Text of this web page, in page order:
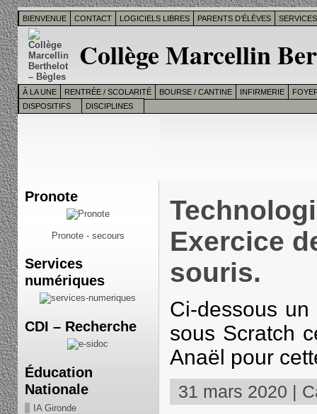
BIENVENUE CONTACT LOGICIELS LIBRES PARENTS D’ÉLÈVES
Collège Marcellin
À LA UNE RENTRÉE / SCOLARITÉ BOURSE / CANTINE INFIRMERIE
DISPOSITIFS
DISCIPLINES
Pronote
Pronote - secours
Services
numériques
CDI – Recherche
Éducation
Nationale
IA Gironde
Exercice
souris.
Ci-dessous un
sous Scratch
Anaël pour
31 mars 2020 |